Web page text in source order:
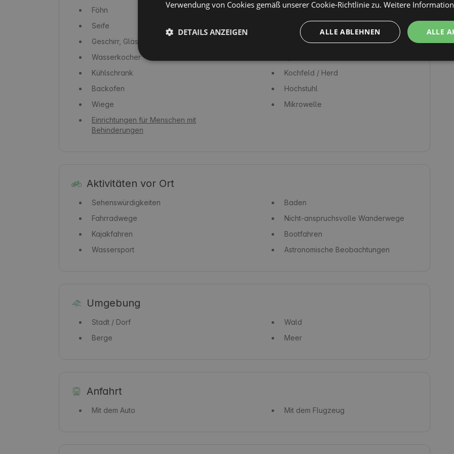
Föhn
Waschmaschine
Seife
Kaffeemaschine / Kaffeekocher
Geschirr, Gläser und Bestecke
Töpfe und Pfannen
Wasserkocher
Kühlschrank
Kochfeld / Herd
Backofen
Hochstuhl
Wiege
Mikrowelle
Einrichtungen für Menschen mit
Behinderungen
Aktivitäten vor Ort
Sehenswürdigkeiten
Baden
Fahrradwege
Nicht-anspruchsvolle Wanderwege
Kajakfahren
Bootfahren
Wassersport
Astronomische Beobachtungen
Umgebung
Stadt / Dorf
Wald
Berge
Meer
Anfahrt
Mit dem Auto Mit dem Flugzeug
Verwendung von Cookies gemäß unserer Cookie-Richtlinie zu. Weitere
ALLE
ALLE ABLEHNEN
DETAILS ANZEIGEN